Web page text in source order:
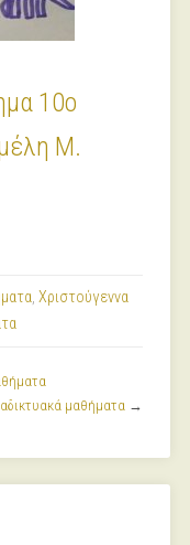
10ο
Μ.
, Χριστούγεννα
μαθήματα →